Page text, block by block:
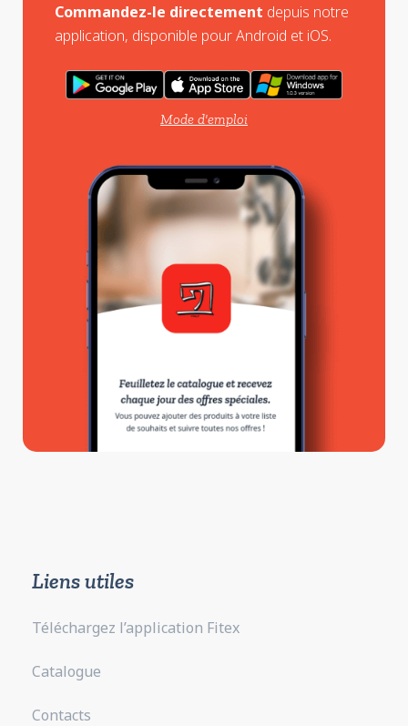
Commandez-le directement depuis notre
application, disponible pour Android et iOS.
Mode d'emploi
Liens utiles
Téléchargez l’application Fitex
Catalogue
Contacts